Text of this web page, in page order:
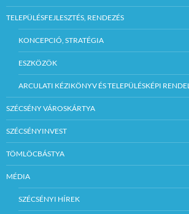
TELEPÜLÉSFEJLESZTÉS, RENDEZÉS
KONCEPCIÓ, STRATÉGIA
ESZKÖZÖK
ARCULATI KÉZIKÖNYV ÉS TELEPÜLÉSKÉPI
SZÉCSÉNY VÁROSKÁRTYA
SZÉCSÉNYINVEST
TÖMLÖCBÁSTYA
MÉDIA
SZÉCSÉNYI HÍREK